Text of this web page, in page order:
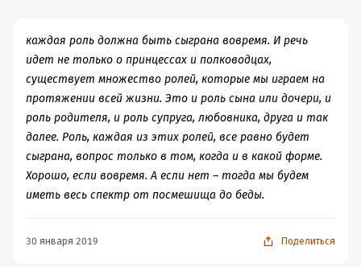
рассказанной истории, именно от самого рассказа.
наслаждаться жизнью и быть счастливыми, а мы
этого не делаем, придумывая тысячи объяснений,
почему мы не можем, почему у нас не получается.
каждая роль должна быть сыграна вовремя. И речь
идет не только о принцессах и полководцах,
существует множество ролей, которые мы играем на
протяжении всей жизни. Это и роль сына или дочери, и
роль родителя, и роль супруга, любовника, друга и так
далее. Роль, каждая из этих ролей, все равно будет
сыграна, вопрос только в том, когда и в какой форме.
Хорошо, если вовремя. А если нет – тогда мы будем
иметь весь спектр от посмешища до беды.
30 января 2019 Поделиться